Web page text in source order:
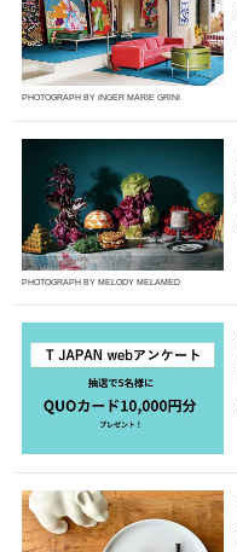
PHOTOGRAPH BY INGER MARIE GRINI
PHOTOGRAPH BY MELODY MELAMED